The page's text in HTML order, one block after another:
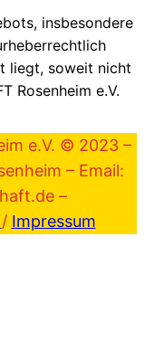
insbesondere
liegt, soweit nicht
Rosenheim e.V.
e.V. © 2023 –
– Email:
–
/ Impressum